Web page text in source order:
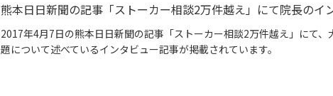
熊本日日新聞の記事「ストーカー相談2万件越え」にて院長のイ
2017年4月7日の熊本日日新聞の記事「ストーカー相談2万件越え」にて
題について述べているインタビュー記事が掲載されています。